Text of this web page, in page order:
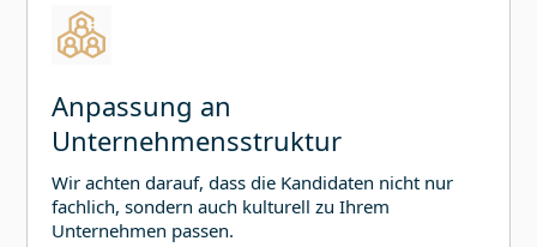
Anpassung an
Unternehmensstruktur
Wir achten darauf, dass die Kandidaten nicht nur
fachlich, sondern auch kulturell zu Ihrem
Unternehmen passen.